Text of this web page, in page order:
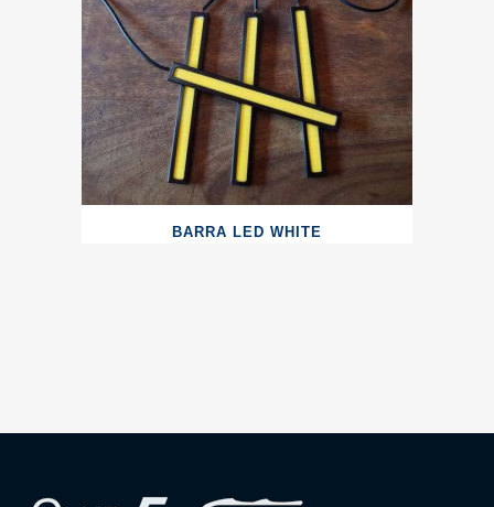
BARRA LED WHITE